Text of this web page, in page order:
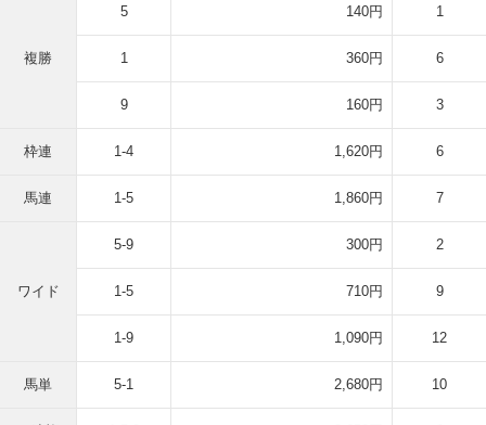
複勝
5 140円 1
1 360円 6
9 160円 3
枠連 1-4 1,620円 6
馬連 1-5 1,860円 7
ワイド
5-9 300円 2
1-5 710円 9
1-9 1,090円 12
馬単 5-1 2,680円 10